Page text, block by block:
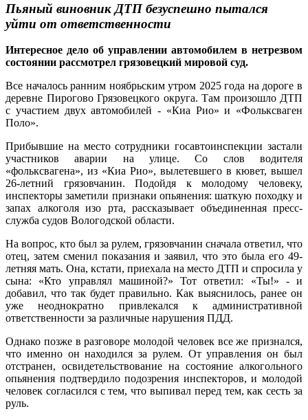
Пьяный виновник ДТП безуспешно пытался
уйти от ответственности
Интересное дело об управлении автомобилем в нетрезвом
состоянии рассмотрел грязовецкий мировой суд.
Все началось ранним ноябрьским утром 2025 года на дороге в
деревне Пирогово Грязовецкого округа. Там произошло ДТП
с участием двух автомобилей - «Киа Рио» и «Фольксваген
Поло».
Прибывшие на место сотрудники госавтоинспекции застали
участников аварии на улице. Со слов водителя
«фольксвагена», из «Киа Рио», вылетевшего в кювет, вышел
26-летний грязовчанин. Подойдя к молодому человеку,
инспекторы заметили признаки опьянения: шаткую походку и
запах алкоголя изо рта, рассказывает объединенная пресс-
служба судов Вологодской области.
На вопрос, кто был за рулем, грязовчанин сначала ответил, что
отец, затем сменил показания и заявил, что это была его 49-
летняя мать. Она, кстати, приехала на место ДТП и спросила у
сына: «Кто управлял машиной?» Тот ответил: «Ты!» - и
добавил, что так будет правильно. Как выяснилось, ранее он
уже неоднократно привлекался к административной
ответственности за различные нарушения ПДД.
Однако позже в разговоре молодой человек все же признался,
что именно он находился за рулем. От управления он был
отстранен, освидетельствование на состояние алкогольного
опьянения подтвердило подозрения инспекторов, и молодой
человек согласился с тем, что выпивал перед тем, как сесть за
руль.